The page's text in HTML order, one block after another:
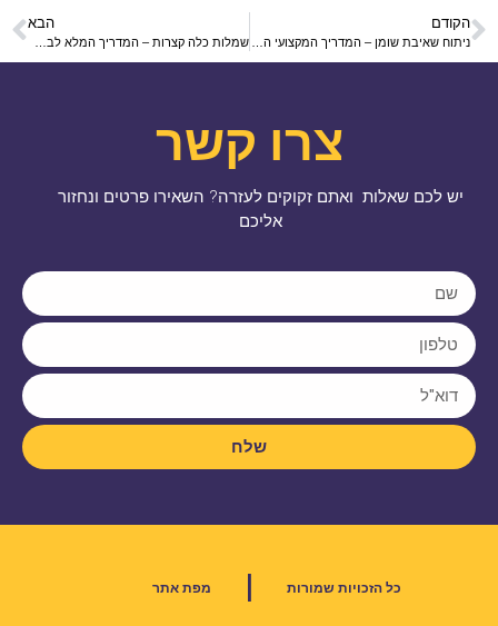
הקודם הבא
צרו קשר
יש לכם שאלות ואתם זקוקים לעזרה? השאירו פרטים ונחזור
אליכם
שלח
כל הזכויות שמורות | מפת אתר